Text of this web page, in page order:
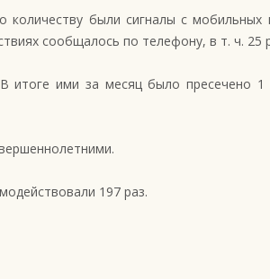
были сигналы с
сообщалось по телефону, в т. ч. 25
итоге ими за месяц было пресечено 1
197 раз.